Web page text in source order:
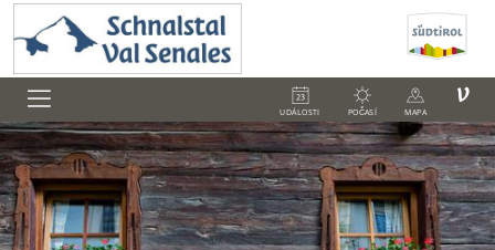
UDÁLOSTI POČASÍ MAPA
V